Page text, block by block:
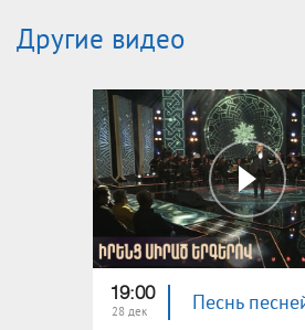
Другие видео
19:00
28 дек